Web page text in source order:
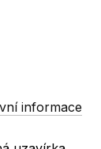
informace